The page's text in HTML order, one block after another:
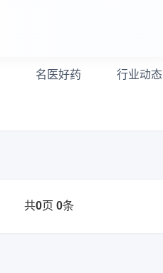
名医好药 行业动态
共0页 0条